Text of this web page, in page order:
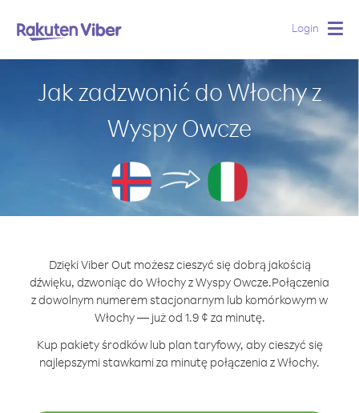
Login
Jak zadzwonić do Włochy z
Wyspy Owcze
Dzięki Viber Out możesz cieszyć się dobrą jakością
dźwięku, dzwoniąc do Włochy z Wyspy Owcze.Połączenia
z dowolnym numerem stacjonarnym lub komórkowym w
Włochy — już od 1.9 ¢ za minutę.
Kup pakiety środków lub plan taryfowy, aby cieszyć się
najlepszymi stawkami za minutę połączenia z Włochy.